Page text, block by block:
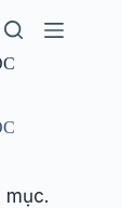
mục.